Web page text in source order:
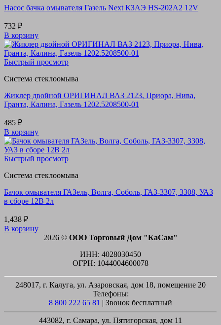
Насос бачка омывателя Газель Next КЗАЭ HS-202A2 12V
732 ₽
В корзину
Быстрый просмотр
Система стеклоомыва
Жиклер двойной ОРИГИНАЛ ВАЗ 2123, Приора, Нива,
Гранта, Калина, Газель 1202.5208500-01
485 ₽
В корзину
Быстрый просмотр
Система стеклоомыва
Бачок омывателя ГАЗель, Волга, Соболь, ГАЗ-3307, 3308, УАЗ
в сборе 12В 2л
1,438 ₽
В корзину
2026 © ООО Торговый Дом "КаСам"
ИНН: 4028030450
ОГРН: 1044004600078
248017, г. Калуга, ул. Азаровская, дом 18, помещение 20
Телефоны:
8 800 222 65 81 | Звонок бесплатный
443082, г. Самара, ул. Пятигорская, дом 11